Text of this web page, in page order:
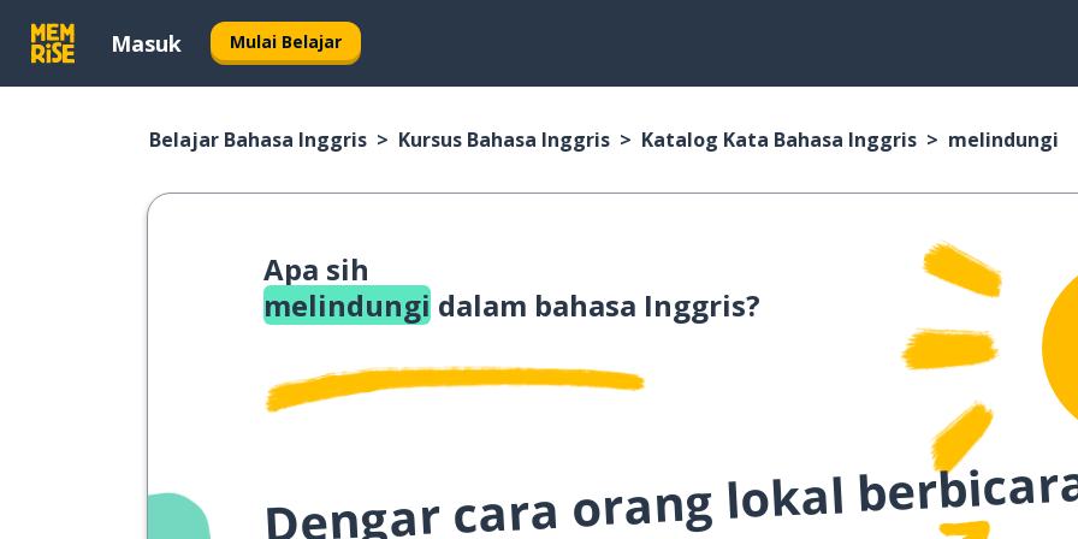
Masuk Mulai Belajar
Belajar Bahasa Inggris Kursus Bahasa Inggris Katalog Kata Bahasa Inggris melindungi
Apa sih
melindungi dalam bahasa Inggris?
Dengar cara orang lokal